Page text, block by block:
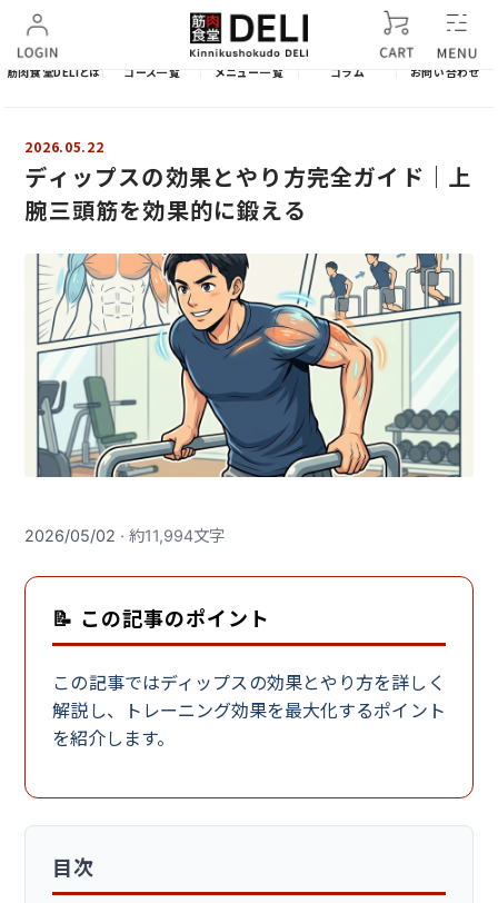
筋肉食堂DELIとは コース一覧 メニュー一覧 コラム お問い合わせ
2026.05.22
ディップスの効果とやり方完全ガイド｜上
腕三頭筋を効果的に鍛える
2026/05/02 · 約11,994文字
📝 この記事のポイント
この記事ではディップスの効果とやり方を詳しく
解説し、トレーニング効果を最大化するポイント
を紹介します。
目次